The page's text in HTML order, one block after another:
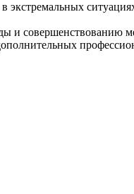
экстремальных
и